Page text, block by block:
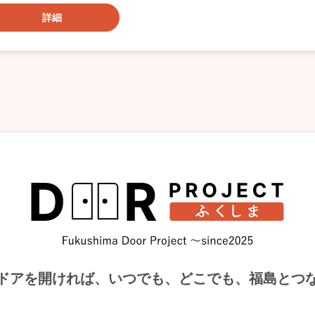
詳細
アを開ければ、 いつでも、どこでも、福島とつ